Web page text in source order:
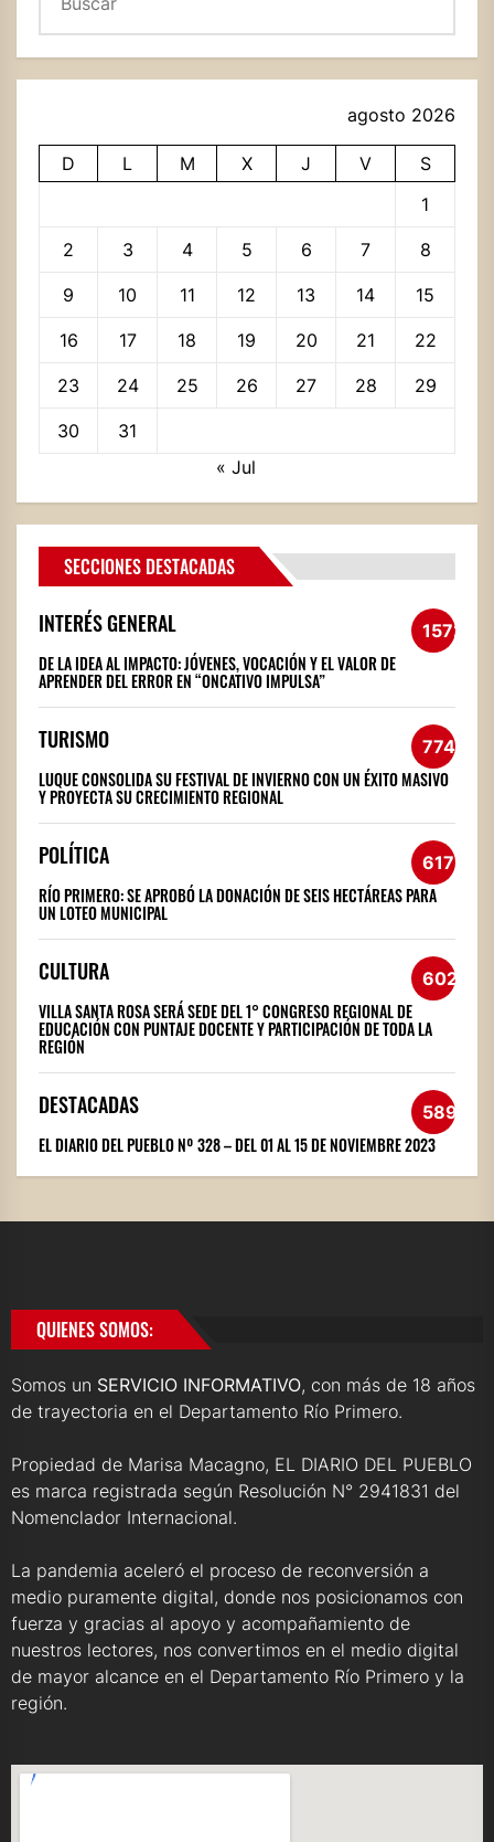
agosto 2026
D L M X J V
S
1
2 3 4 5 6 7 8
9 10 11 12 13 14 15
16 17 18 19 20 21 22
23 24 25 26 27 28 29
30
31
« Jul
SECCIONES DESTACADAS
INTERÉS GENERAL 1572
DE LA IDEA AL IMPACTO: JÓVENES, VOCACIÓN Y EL VALOR DE
APRENDER DEL ERROR EN “ONCATIVO IMPULSA”
TURISMO 774
LUQUE CONSOLIDA SU FESTIVAL DE INVIERNO CON UN ÉXITO MASIVO
Y PROYECTA SU CRECIMIENTO REGIONAL
POLÍTICA 617
RÍO PRIMERO: SE APROBÓ LA DONACIÓN DE SEIS HECTÁREAS PARA
UN LOTEO MUNICIPAL
CULTURA 602
VILLA SANTA ROSA SERÁ SEDE DEL 1° CONGRESO REGIONAL DE
EDUCACIÓN CON PUNTAJE DOCENTE Y PARTICIPACIÓN DE TODA LA
REGIÓN
DESTACADAS 589
EL DIARIO DEL PUEBLO Nº 328 – DEL 01 AL 15 DE NOVIEMBRE 2023
QUIENES SOMOS:
Somos un SERVICIO INFORMATIVO, con más de 18 años
de trayectoria en el Departamento Río Primero.
Propiedad de Marisa Macagno, EL DIARIO DEL PUEBLO
es marca registrada según Resolución N° 2941831 del
Nomenclador Internacional.
La pandemia aceleró el proceso de reconversión a
medio puramente digital, donde nos posicionamos con
fuerza y gracias al apoyo y acompañamiento de
nuestros lectores, nos convertimos en el medio digital
de mayor alcance en el Departamento Río Primero y la
región.